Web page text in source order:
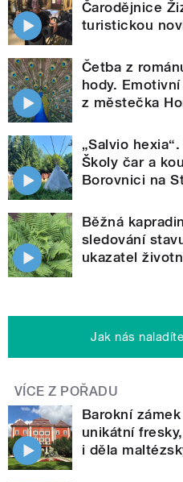
Čarodějnice
turistickou
Četba z
hody.
z městečka
„Salvio
Školy čar a
Borovnici na
Běžná
sledování
ukazatel
Jak nás
VÍCE Z POŘADU
Barokní
unikátní
i děla